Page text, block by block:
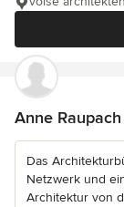
Anne
Das
Netzwerk und
Architektur von